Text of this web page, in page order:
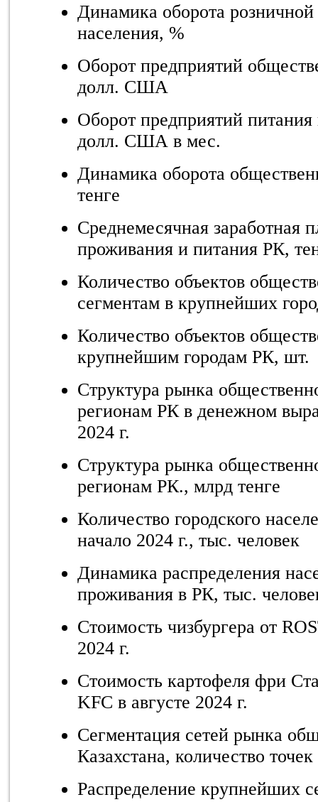
Динамика оборота
населения, %
Оборот предприятий
долл. США
Оборот предприятий
долл. США в мес.
Динамика оборота
тенге
Среднемесячная заработная
проживания и питания РК,
Количество объектов
сегментам в крупнейших
Количество объектов
крупнейшим городам РК, шт.
Структура рынка
регионам РК в денежном
2024 г.
Структура рынка
регионам РК., млрд тенге
Количество городского
начало 2024 г., тыс. человек
Динамика распределения
проживания в РК, тыс.
Стоимость чизбургера от
2024 г.
Стоимость картофеля фри
KFC в августе 2024 г.
Сегментация сетей рынка
Казахстана, количество
Распределение крупнейших